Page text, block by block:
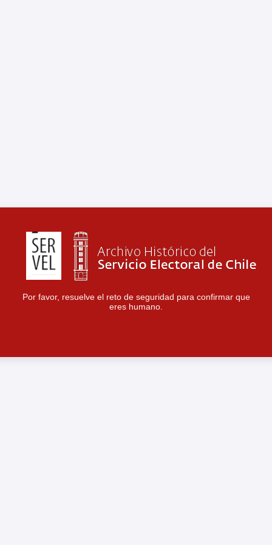
Por favor, resuelve el reto de seguridad para confirmar que
eres humano.